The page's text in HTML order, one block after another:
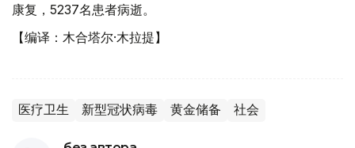
康复，5237名患者病逝。
【编译：木合塔尔·木拉提】
医疗卫生 新型冠状病毒 黄金储备 社会